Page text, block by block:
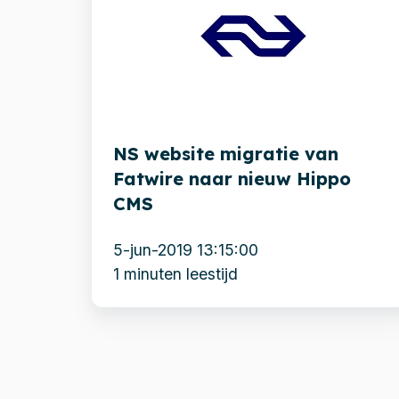
Hippo
CMS
NS website migratie van
Fatwire naar nieuw Hippo
CMS
5-jun-2019 13:15:00
1 minuten leestijd